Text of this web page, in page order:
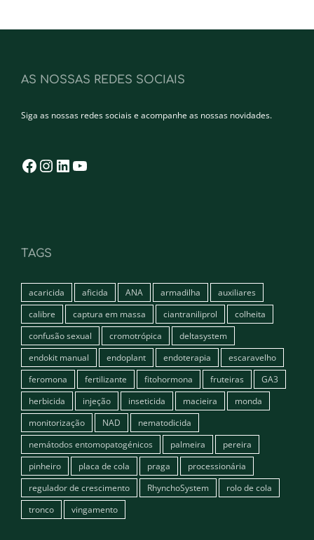
AS NOSSAS REDES SOCIAIS
Siga as nossas redes sociais e acompanhe as nossas novidades.
Facebook
Instagram
LinkedIn
TAGS
acaricida aficida ANA armadilha
auxiliares
calibre
captura em massa ciantraniliprol
colheita
confusão sexual
cromotrópica
deltasystem
endokit manual
endoplant endoterapia
escaravelho
feromona
fertilizante fitohormona fruteiras
GA3
herbicida
injeção inseticida macieira
monda
monitorização
NAD
nematodicida
nemátodos entomopatogénicos
palmeira
pereira
pinheiro
placa de cola praga
processionária
regulador de crescimento
RhynchoSystem
rolo de cola
tronco
vingamento